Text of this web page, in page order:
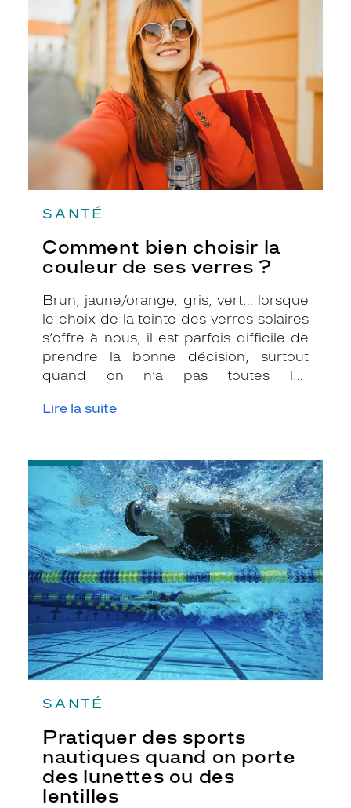
SANTÉ
Comment bien choisir la
couleur de ses verres ?
Brun, jaune/orange, gris, vert… lorsque
le choix de la teinte des verres solaires
s’offre à nous, il est parfois difficile de
prendre la bonne décision, surtout
quand on n’a pas toutes les
Krys sont là pour vous conseiller et
votre amétropie et/ou de l’activité
sportive pratiquée.
Lire la suite
choisir
la
couleur
de
verres
SANTÉ
Pratiquer des sports
nautiques quand on porte
des lunettes ou des
lentilles
-
Pratiquer
des
sports
nautiques
quand
on
porte
des
lunettes
ou
des
lentilles